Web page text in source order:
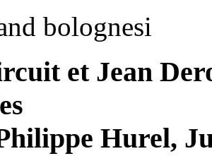
bolognesi
et Jean
Hurel,